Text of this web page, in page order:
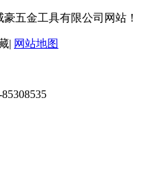
五金工具有限公司网站！
| 网站地图